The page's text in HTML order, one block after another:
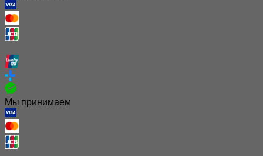
Мы принимаем